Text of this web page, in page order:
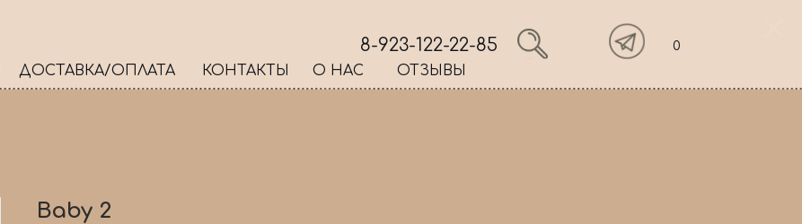
0
8-923-122-22-85
ДОСТАВКА/ОПЛАТА КОНТАКТЫ О НАС ОТЗЫВЫ
Baby 2